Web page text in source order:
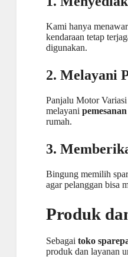
Kami hanya
kendaraan tetap
digunakan.
2. Melayani
Panjalu Motor Variasi
melayani
rumah.
3.
Bingung memilih
agar pelanggan bisa
Produk
Sebagai toko
produk dan layanan